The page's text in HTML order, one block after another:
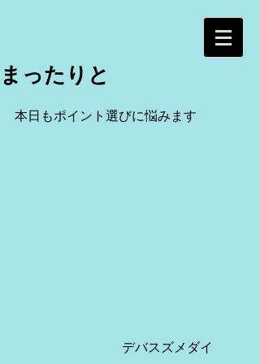
まったりと
本日もポイント選びに悩みます
デバスズメダイ